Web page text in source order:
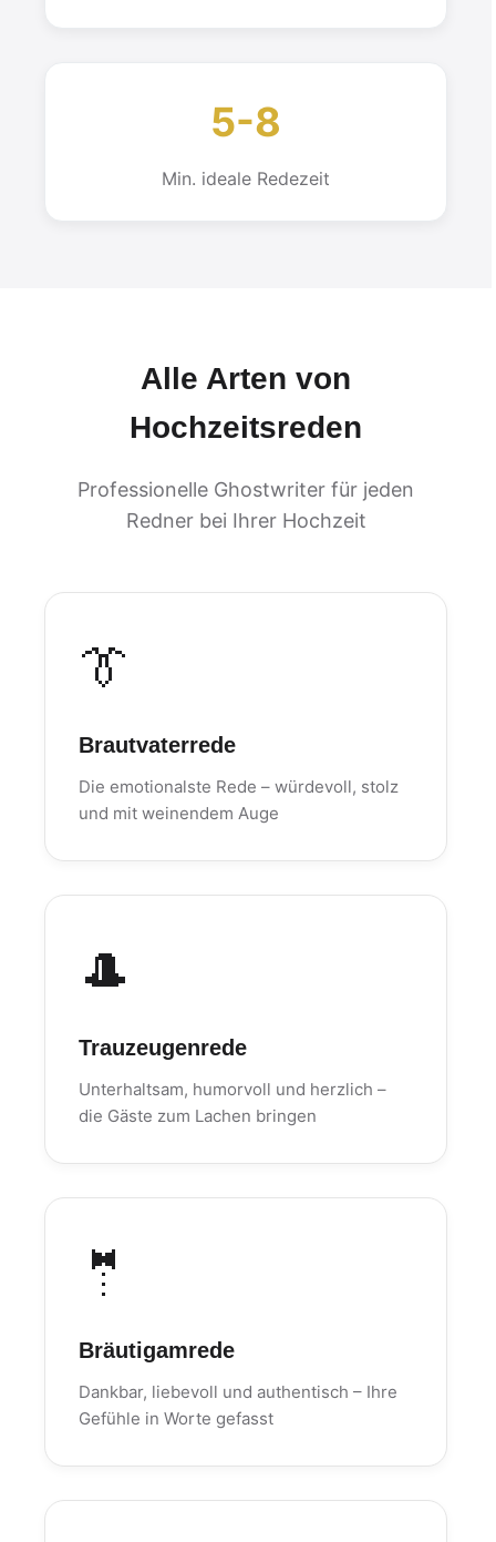
5-8
Min. ideale Redezeit
Alle Arten von
Hochzeitsreden
Professionelle Ghostwriter für jeden
Redner bei Ihrer Hochzeit
👔
Brautvaterrede
Die emotionalste Rede – würdevoll, stolz
und mit weinendem Auge
🎩
Trauzeugenrede
Unterhaltsam, humorvoll und herzlich –
die Gäste zum Lachen bringen
🤵
Bräutigamrede
Dankbar, liebevoll und authentisch – Ihre
Gefühle in Worte gefasst